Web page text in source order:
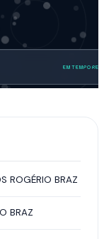
ROGÉRIO BRAZ
BRAZ